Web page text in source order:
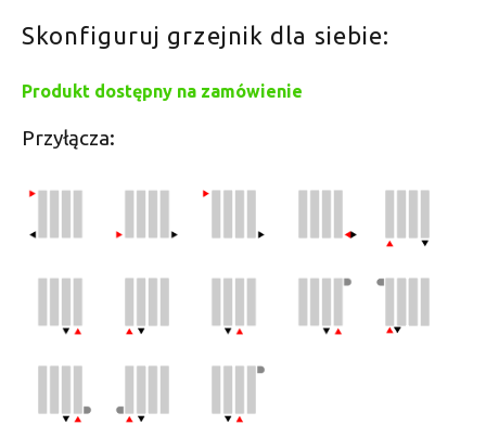
Skonfiguruj grzejnik dla siebie:
Produkt dostępny na zamówienie
Przyłącza: